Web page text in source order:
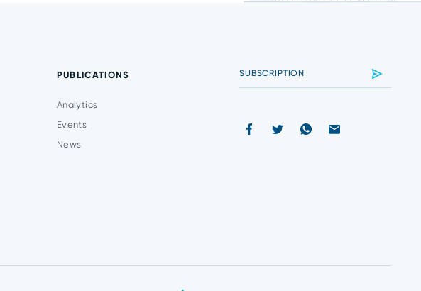
PUBLICATIONS
Analytics
Events
News